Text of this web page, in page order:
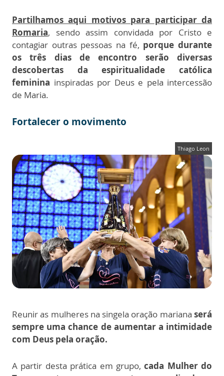
Partilhamos aqui motivos para participar da
Romaria, sendo assim convidada por Cristo e
contagiar outras pessoas na fé, porque durante
os três dias de encontro serão diversas
descobertas da espiritualidade católica
feminina inspiradas por Deus e pela intercessão
de Maria.
Fortalecer o movimento
Thiago Leon
Reunir as mulheres na singela oração mariana será
sempre uma chance de aumentar a intimidade
com Deus pela oração.
A partir desta prática em grupo, cada Mulher do